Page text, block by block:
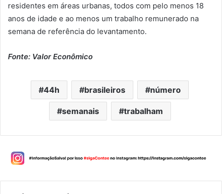
residentes em áreas urbanas, todos com pelo menos 18
anos de idade e ao menos um trabalho remunerado na
semana de referência do levantamento.
Fonte: Valor Econômico
44h brasileiros número
semanais trabalham